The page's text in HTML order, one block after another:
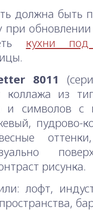
должна быть
при
кухни под
8011
из
и символов с
пудрово-
рисунка.
лофт,